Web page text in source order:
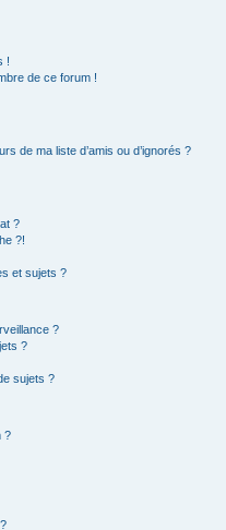
!
de ce forum !
de ma liste d’amis ou d’ignorés ?
?
?!
et sujets ?
?
?
sujets ?
?